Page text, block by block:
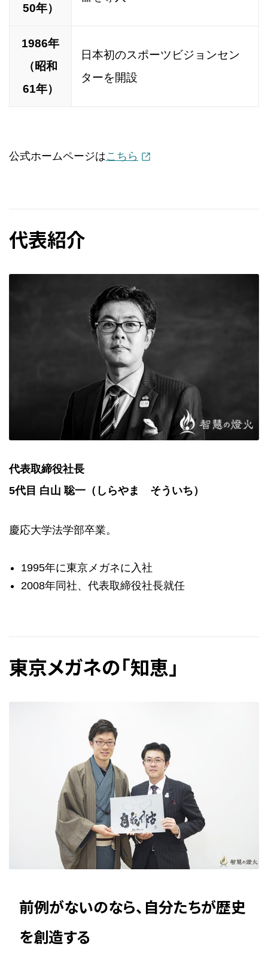
50年）
1986年
（昭和
61年）
日本初のスポーツビジョンセン
ターを開設
公式ホームページはこちら
代表紹介
代表取締役社長
5代目 白山 聡一（しらやま そういち）
慶応大学法学部卒業。
1995年に東京メガネに入社
2008年同社、代表取締役社長就任
東京メガネの「知恵」
前例がないのなら、自分たちが歴史
を創造する